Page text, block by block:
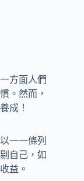
方面人們
。然而，
成！
一一條列
自己，如
益。